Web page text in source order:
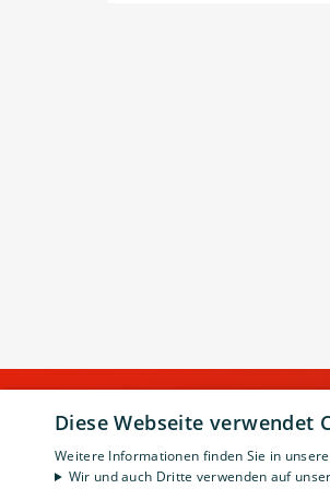
Diese Webseite verwendet
Weitere Informationen finden Sie in
Wir und auch Dritte verwenden auf